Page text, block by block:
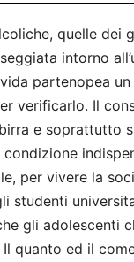
quelle dei
intorno
partenopea un
verificarlo. Il
e soprattutto
per vivere la
studenti
gli adolescenti
quanto ed il